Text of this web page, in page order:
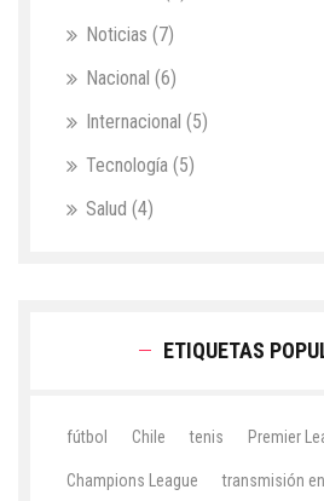
Noticias (7)
Nacional (6)
Internacional (5)
Tecnología (5)
Salud (4)
ETIQUETAS
fútbol Chile tenis Premier
Champions League transmisión